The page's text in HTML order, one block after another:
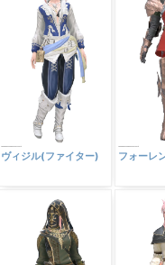
ヴィジル(ファイター) フォーレ